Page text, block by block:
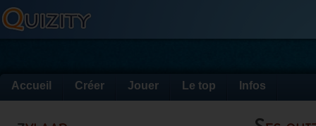
Accueil Créer Jouer Le top Infos